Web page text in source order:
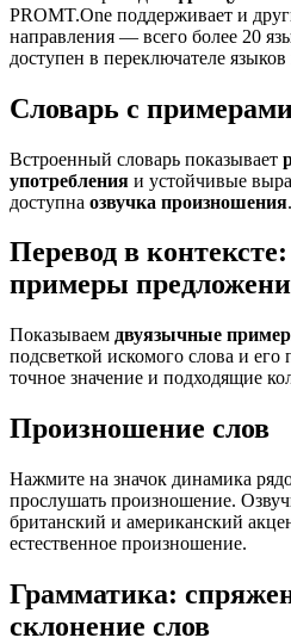
PROMT.One поддерживает и
направления — всего более 20
доступен в переключателе
Словарь с
Встроенный словарь показывает
употребления и устойчивые
доступна озвучка произношения.
Перевод в
примеры
Показываем двуязычные
подсветкой искомого слова и
точное значение и подходящие
Произношение слов
Нажмите на значок динамика
прослушать произношение.
британский и американский
естественное произношение.
Грамматика:
склонение слов